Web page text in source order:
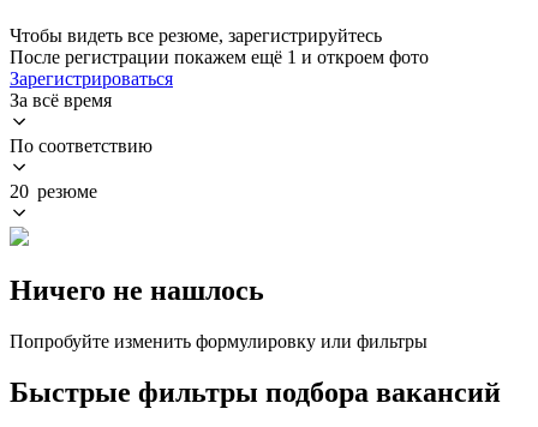
Чтобы видеть все резюме, зарегистрируйтесь
После регистрации покажем ещё 1 и откроем фото
Зарегистрироваться
За всё время
По соответствию
20 резюме
Ничего не нашлось
Попробуйте изменить формулировку или фильтры
Быстрые фильтры подбора вакансий